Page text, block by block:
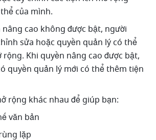
của mình.
nâng cao không được bật, người
sửa hoặc quyền quản lý có thể
Khi quyền nâng cao được bật,
quyền quản lý mới có thể thêm tiện
rộng khác nhau để giúp bạn:
văn bản
lặp